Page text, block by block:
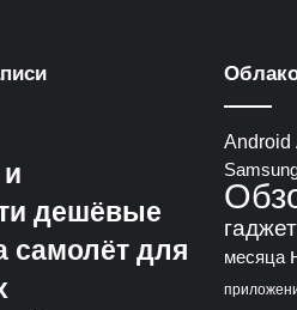
дешёвые
самолёт для
Android
месяца